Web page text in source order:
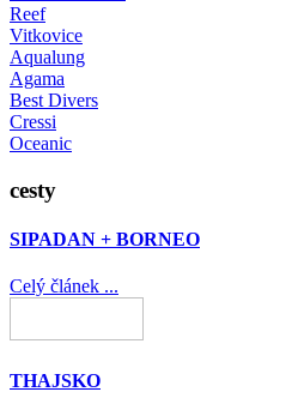
Reef
Vitkovice
Aqualung
Agama
Best Divers
Cressi
Oceanic
cesty
SIPADAN + BORNEO
Celý článek ...
THAJSKO